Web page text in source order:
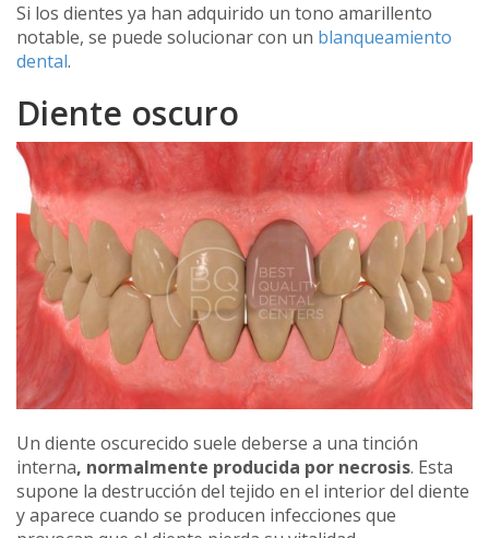
Si los dientes ya han adquirido un tono amarillento
notable, se puede solucionar con un blanqueamiento
dental.
Diente oscuro
Un diente oscurecido suele deberse a una tinción
interna, normalmente producida por necrosis. Esta
supone la destrucción del tejido en el interior del diente
y aparece cuando se producen infecciones que